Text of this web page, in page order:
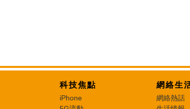
科技焦點
iPhone
網絡生
網絡熱話